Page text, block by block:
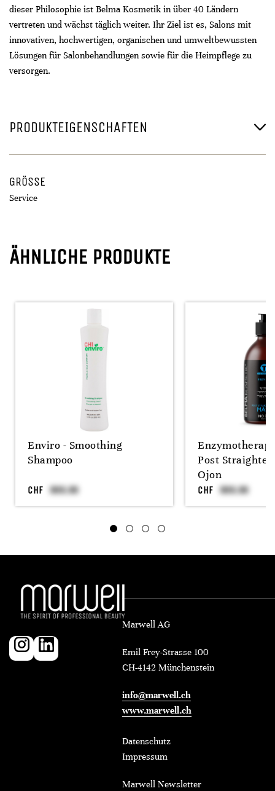
dieser Philosophie ist Belma Kosmetik in über 40 Ländern
vertreten und wächst täglich weiter. Ihr Ziel ist es, Salons mit
innovativen, hochwertigen, organischen und umweltbewussten
Lösungen für Salonbehandlungen sowie für die Heimpflege zu
versorgen.
PRODUKTEIGENSCHAFTEN
GRÖSSE
Service
ÄHNLICHE PRODUKTE
Enviro - Smoothing
Shampoo
CHF
Post
Ojon
CHF
Marwell AG
Emil Frey-Strasse 100
CH-4142 Münchenstein
info@marwell.ch
www.marwell.ch
Datenschutz
Impressum
Marwell Newsletter